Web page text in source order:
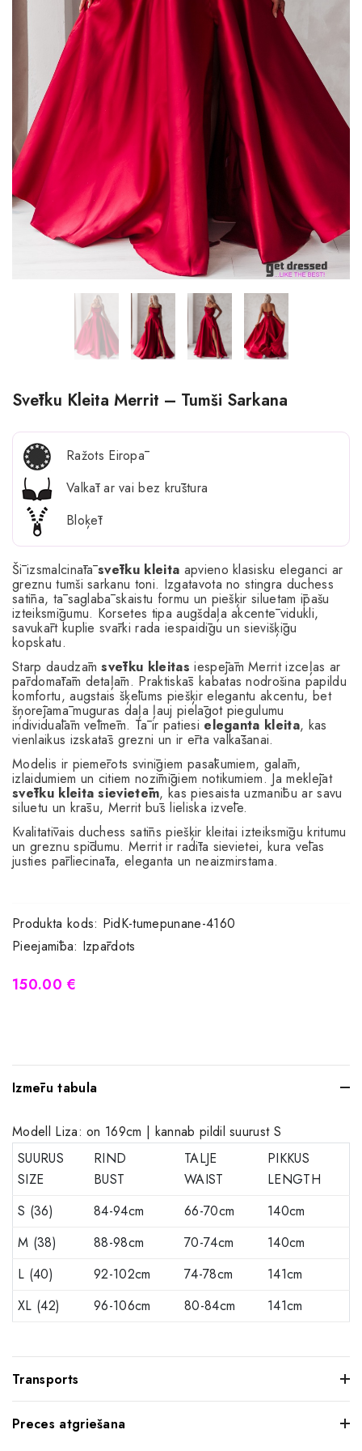
Svētku Kleita Merrit – Tumši Sarkana
Ražots Eiropā
Valkāt ar vai bez krūštura
Bloķēt
Šī izsmalcinātāsvētku kleita apvieno klasisku eleganci ar
greznu tumši sarkanu toni. Izgatavota no stingra duchess
satīna, tā saglabā skaistu formu un piešķir siluetam īpašu
izteiksmīgumu. Korsetes tipa augšdaļa akcentē vidukli,
savukārt kuplie svārki rada iespaidīgu un sievišķīgu
kopskatu.
Starp daudzāmsvētku kleitas iespējām Merrit izceļas ar
pārdomātām detaļām. Praktiskās kabatas nodrošina papildu
komfortu, augstais šķēlums piešķir elegantu akcentu, bet
šņorējamā muguras daļa ļauj pielāgot piegulumu
individuālām vēlmēm. Tā ir patiesi eleganta kleita, kas
vienlaikus izskatās grezni un ir ērta valkāšanai.
Modelis ir piemērots svinīgiem pasākumiem, galām,
izlaidumiem un citiem nozīmīgiem notikumiem. Ja meklējat
svētku kleita sievietēm, kas piesaista uzmanību ar savu
siluetu un krāsu, Merrit būs lieliska izvēle.
Kvalitatīvais duchess satīns piešķir kleitai izteiksmīgu kritumu
un greznu spīdumu. Merrit ir radīta sievietei, kura vēlas
justies pārliecināta, eleganta un neaizmirstama.
Produkta kods: PidK-tumepunane-4160
Pieejamība: Izpārdots
150.00 €
Izmēru tabula
Modell Liza: on 169cm | kannab pildil suurust S
SUURUS
SIZE
RIND
BUST
TALJE
WAIST
PIKKUS
LENGTH
S (36)
84-94cm 66-70cm
140cm
M (38)
88-98cm 70-74cm
140cm
L (40)
92-102cm 74-78cm
141cm
XL (42)
96-106cm 80-84cm 141cm
Transports
Preces atgriešana